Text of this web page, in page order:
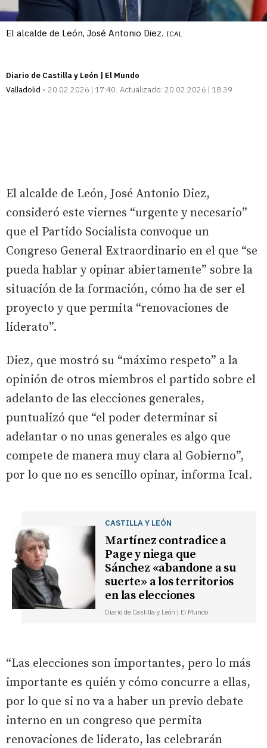
El alcalde de León, José Antonio Diez. ICAL
Diario de Castilla y León | El Mundo
Valladolid
20.02.2026 | 17:40 Actualizado: 20.02.2026 | 18:39
El alcalde de León, José Antonio Diez,
consideró este viernes “urgente y necesario”
que el Partido Socialista convoque un
Congreso General Extraordinario en el que “se
pueda hablar y opinar abiertamente” sobre la
situación de la formación, cómo ha de ser el
proyecto y que permita “renovaciones de
liderato”.
Diez, que mostró su “máximo respeto” a la
opinión de otros miembros el partido sobre el
adelanto de las elecciones generales,
puntualizó que “el poder determinar si
adelantar o no unas generales es algo que
compete de manera muy clara al Gobierno”,
por lo que no es sencillo opinar, informa Ical.
CASTILLA Y LEÓN
Martínez contradice a
Page y niega que
Sánchez «abandone a su
suerte» a los territorios
en las elecciones
Diario de Castilla y León | El Mundo
“Las elecciones son importantes, pero lo más
importante es quién y cómo concurre a ellas,
por lo que si no va a haber un previo debate
interno en un congreso que permita
renovaciones de liderato, las celebrarán